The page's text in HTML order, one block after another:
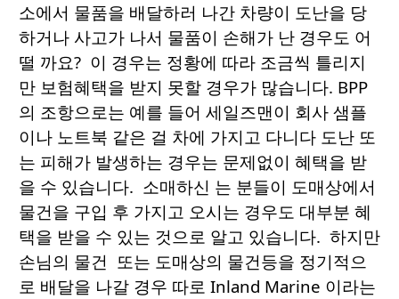
소에서 물품을 배달하러 나간 차량이 도난을 당
하거나 사고가 나서 물품이 손해가 난 경우도 어
떨 까요? 이 경우는 정황에 따라 조금씩 틀리지
만 보험혜택을 받지 못할 경우가 많습니다. BPP
의 조항으로는 예를 들어 세일즈맨이 회사 샘플
이나 노트북 같은 걸 차에 가지고 다니다 도난 또
는 피해가 발생하는 경우는 문제없이 혜택을 받
을 수 있습니다. 소매하신 는 분들이 도매상에서
물건을 구입 후 가지고 오시는 경우도 대부분 혜
택을 받을 수 있는 것으로 알고 있습니다. 하지만
손님의 물건 또는 도매상의 물건등을 정기적으
로 배달을 나갈 경우 따로 Inland Marine 이라는